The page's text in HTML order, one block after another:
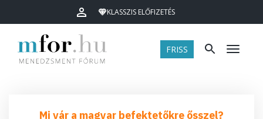
KLASSZIS ELŐFIZETÉS
FRISS Menü
Mi vár a magyar befektetőkre ősszel?